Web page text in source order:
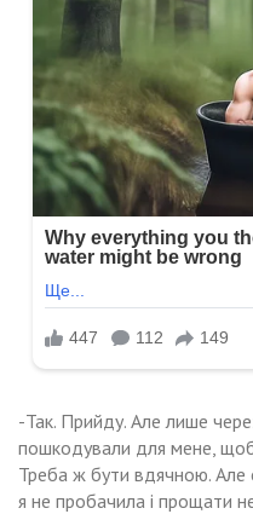
-Так. Прийду. Але лише
пошкодували для мене,
Треба ж бути вдячною.
я не пробачила і прощати